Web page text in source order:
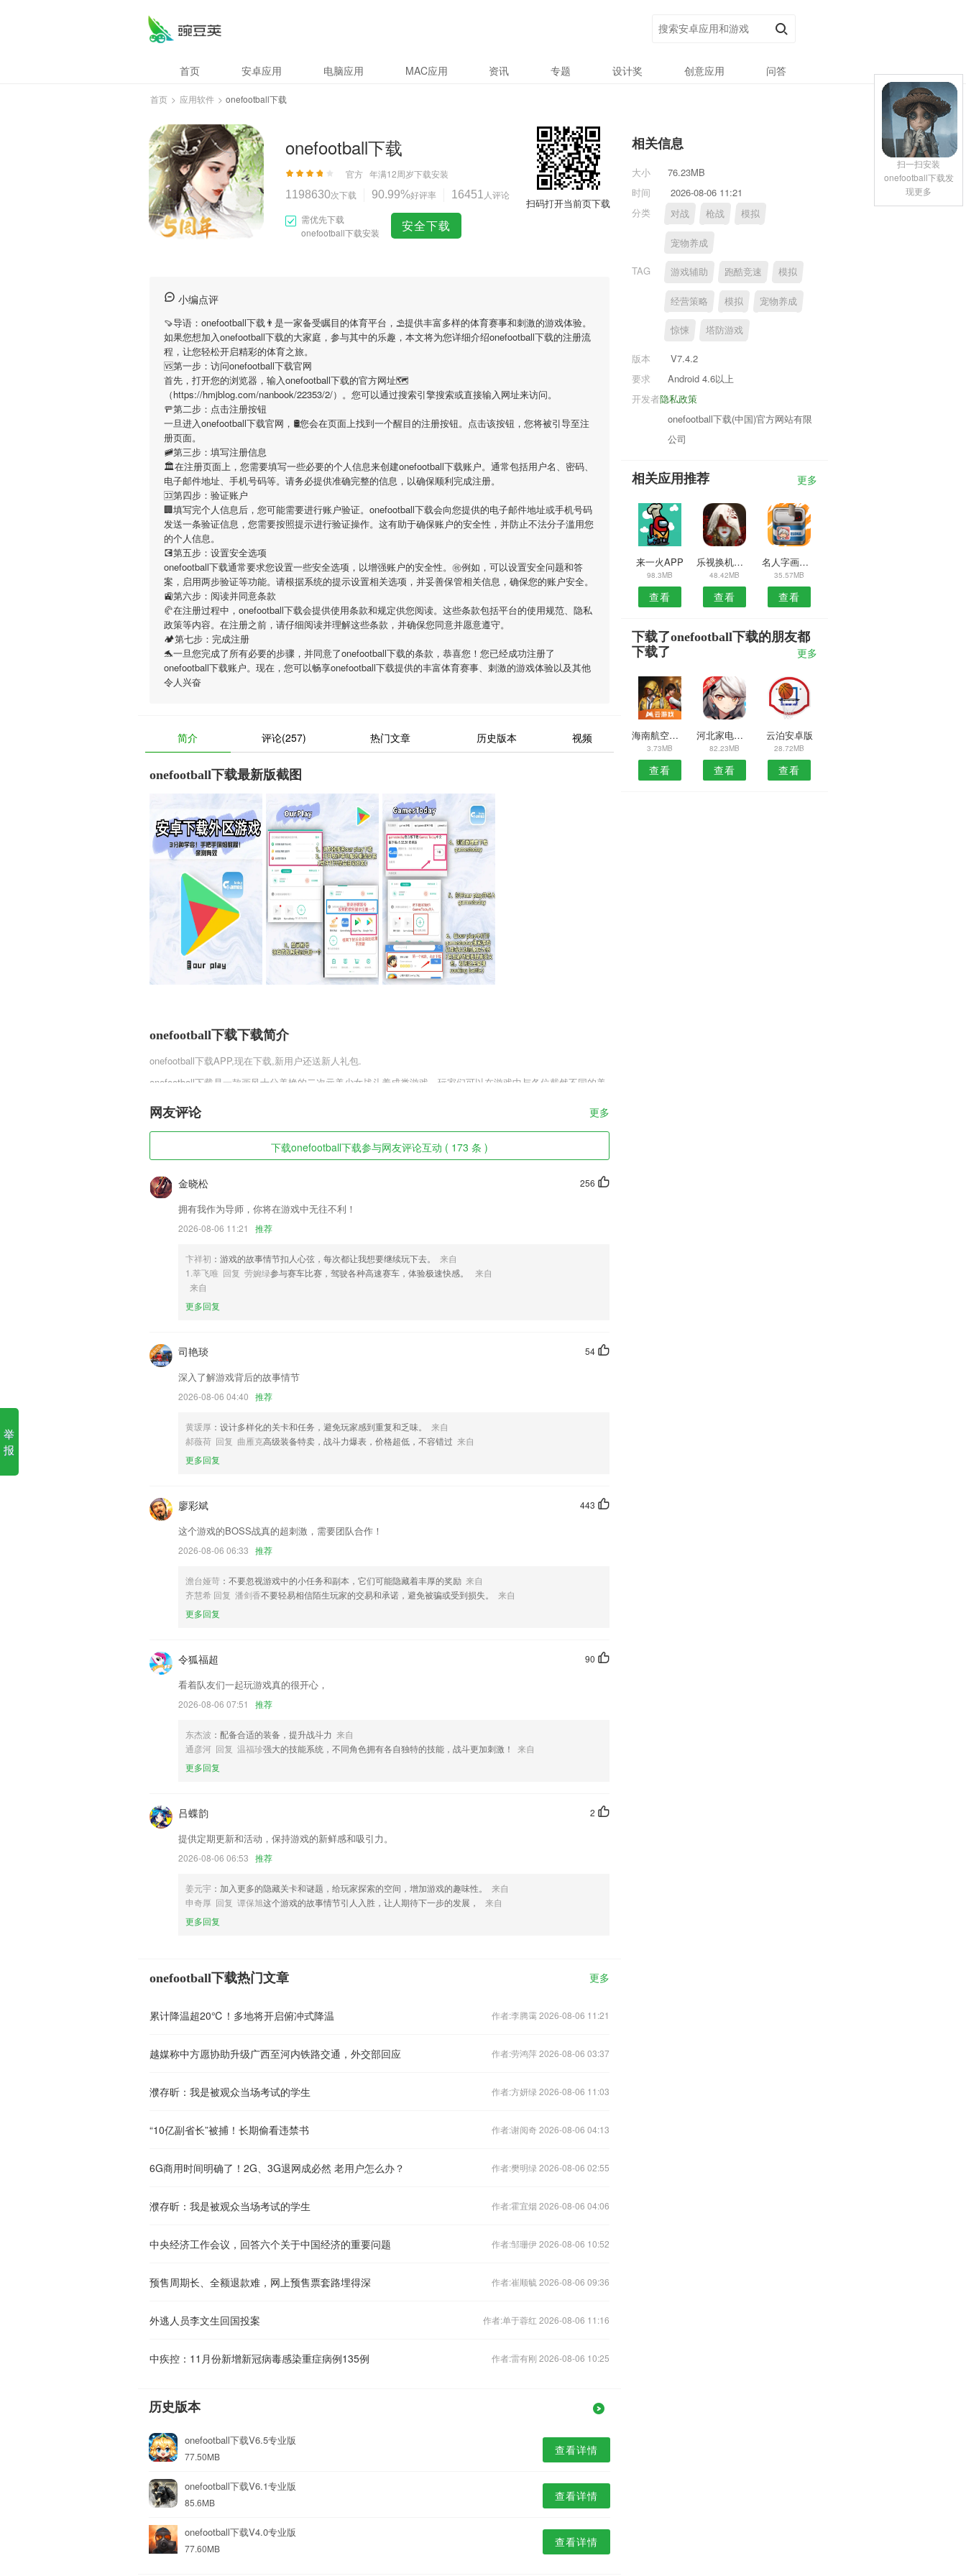
首页 安卓应用 电脑应用 MAC应用 资讯 专题 设计奖 创意应用 问答
首页 > 应用软件 > onefootball下载
onefootball下载
官方 年满12周岁下载安装
1198630次下载 90.99%好评率 16451 人评论
需优先下载
onefootball下载安装
安全下载
扫码打开当前页下载
小编点评
🍠导语： onefootball下载 👨是一家备受瞩目的体育平台，⛱提供丰富多样的体育赛事和刺激的游戏体验。
如果您想加入onefootball下载的大家庭，参与其中的乐趣，本文将为您详细介绍onefootball下载的注册流
程，让您轻松开启精彩的体育之旅。
🆚第一步：访问onefootball下载官网
首先，打开您的浏览器，输入onefootball下载的官方网址🗺
（https://hmjblog.com/nanbook/22353/2/）。您可以通过搜索引擎搜索或直接输入网址来访问。
🚥第二步：点击注册按钮
一旦进入onefootball下载官网，🛢您会在页面上找到一个醒目的注册按钮。点击该按钮，您将被引导至注
册页面。
🚞第三步：填写注册信息
🏛在注册页面上，您需要填写一些必要的个人信息来创建onefootball下载账户。通常包括用户名、密码、
电子邮件地址、手机号码等。请务必提供准确完整的信息，以确保顺利完成注册。
🈁第四步：验证账户
🏢填写完个人信息后，您可能需要进行账户验证。 onefootball下载会向您提供的电子邮件地址或手机号码
发送一条验证信息，您需要按照提示进行验证操作。这有助于确保账户的安全性，并防止不法分子滥用您
的个人信息。
💽第五步：设置安全选项
onefootball下载通常要求您设置一些安全选项，以增强账户的安全性。㊗例如，可以设置安全问题和答
案，启用两步验证等功能。请根据系统的提示设置相关选项，并妥善保管相关信息，确保您的账户安全。
🚉第六步：阅读并同意条款
🥐在注册过程中， onefootball下载会提供使用条款和规定供您阅读。这些条款包括平台的使用规范、隐私
政策等内容。在注册之前，请仔细阅读并理解这些条款，并确保您同意并愿意遵守。
🏕第七步：完成注册
🐬一旦您完成了所有必要的步骤，并同意了onefootball下载的条款，恭喜您！您已经成功注册了
onefootball下载账户。现在，您可以畅享onefootball下载提供的丰富体育赛事、刺激的游戏体验以及其他
令人兴奋
简介 评论(257) 热门文章 历史版本 视频
onefootball下载最新版截图
onefootball下载下载简介
onefootball下载APP,现在下载,新用户还送新人礼包.
onefootball下载是一款画风十分美艳的二次元美少女战斗养成类游戏，玩家们可以在游戏中与各位截然不同的美
的战斗力。喜欢就下载吧。
onefootball下载软件特色
1,* 支持相册存储管理，想要的照片随时随地导入导出；
2,认可:千万用户的一致选择,用过就无法割舍
3,全新的界面风格，全新的操作方式
4,播放功能科学，可以随意播放课文中的单词、句子等。可设置多种播放复读模式；
6,【考试必备】
onefootball下载软件优势
1.除汉语外，还有英语、法语、德语、日语、韩语、俄语、西班牙语、阿拉伯语8种语言的驾考试题，并有相对
2.【单元作文】针对教材每单元写作任务，独家范文支持个性化修改，快速写出专属于你自己的单元作文
3.我们分享幼儿安全保健常识和生活良好卫生习惯，让幼儿学习保护自己，有基本的生活自理能力。
4.可以让孩子们跟着平台里面的发音来读，纯正的英语发音让孩子快速提高口语能力
6.海量儿童睡前故事，儿童故事大全，西游记，美人鱼公主，猴子警长探案记，奇妙王国故事，斑点龙的蛋糕
店，妙妙小公主，冰雪皇后，花木兰，豌豆公主，儿童故事哄睡好帮手
亿通行推出“亿通行Pay.秒通卡”，免充值的NFC交通卡，无需打开APP，锁屏过闸。
仓库管理开放可修改权限；
活动增加富文本编辑功能
如果多人同行，左右滑动屏幕即可查看同行人的登机牌！
以帮助我们更好的对产品进行优化修改。
网友评论 更多
下载onefootball下载参与网友评论互动 ( 173 条 )
256
金晓松
拥有我作为导师，你将在游戏中无往不利！
2026-08-06 11:21 推荐
卞祥初 ：游戏的故事情节扣人心弦，每次都让我想要继续玩下去。
来自
1.莘飞唯 回复 劳婉绿参与赛车比赛，驾驶各种高速赛车，体验极速快感。
来自
来自
更多回复
54
司艳琰
深入了解游戏背后的故事情节
2026-08-06 04:40 推荐
黄瑗厚 ：设计多样化的关卡和任务，避免玩家感到重复和乏味。
来自
郝薇荷 回复 曲雁克高级装备特卖，战斗力爆表，价格超低，不容错过 来自
更多回复
443
廖彩斌
这个游戏的BOSS战真的超刺激，需要团队合作！
2026-08-06 06:33 推荐
澹台娅苛 ：不要忽视游戏中的小任务和副本，它们可能隐藏着丰厚的奖励 来自
齐慧希 回复 潘剑香不要轻易相信陌生玩家的交易和承诺，避免被骗或受到损失。
来自
更多回复
90
令狐福超
看着队友们一起玩游戏真的很开心，
2026-08-06 07:51 推荐
东杰波 ：配备合适的装备，提升战斗力 来自
通彦河 回复 温福珍强大的技能系统，不同角色拥有各自独特的技能，战斗更加刺激！
来自
更多回复
2
吕蝶韵
提供定期更新和活动，保持游戏的新鲜感和吸引力。
2026-08-06 06:53 推荐
姜元宇 ：加入更多的隐藏关卡和谜题，给玩家探索的空间，增加游戏的趣味性。
来自
申奇厚 回复 谭保旭这个游戏的故事情节引人入胜，让人期待下一步的发展，
来自
更多回复
onefootball下载热门文章 更多
累计降温超20℃！多地将开启俯冲式降温 作者:李腾霭 2026-08-06 11:21
越媒称中方愿协助升级广西至河内铁路交通，外交部回应 作者:劳鸿萍 2026-08-06 03:37
濮存昕：我是被观众当场考试的学生 作者:方妍绿 2026-08-06 11:03
“10亿副省长”被捕！长期偷看违禁书 作者:谢阅奇 2026-08-06 04:13
6G商用时间明确了！2G、3G退网成必然 老用户怎么办？ 作者:樊明绿 2026-08-06 02:55
濮存昕：我是被观众当场考试的学生 作者:霍宜烟 2026-08-06 04:06
中央经济工作会议，回答六个关于中国经济的重要问题 作者:邹珊伊 2026-08-06 10:52
预售周期长、全额退款难，网上预售票套路埋得深 作者:崔顺毓 2026-08-06 09:36
外逃人员李文生回国投案 作者:单于蓉红 2026-08-06 11:16
中疾控：11月份新增新冠病毒感染重症病例135例 作者:雷有刚 2026-08-06 10:25
历史版本
onefootball下载V6.5专业版
77.50MB 查看详情
onefootball下载V6.1专业版
85.6MB 查看详情
onefootball下载V4.0专业版
77.60MB 查看详情
相关信息
大小
76.23MB
时间
2026-08-06 11:21
分类
对战 枪战 模拟
宠物养成
TAG 游戏辅助 跑酷竞速 模拟
经营策略 模拟 宠物养成
惊悚 塔防游戏
版本
V7.4.2
要求
Android 4.6以上
隐私政策
开发者
onefootball下载(中国)官方网站有限
公司
相关应用推荐 更多
来一火APP
98.3MB
查看
乐视换机安卓版
48.42MB
查看
名人字画网安卓版
35.57MB
查看
下载了onefootball下载的朋友都
下载了
更多
海南航空手机端
3.73MB
查看
河北家电平台安卓版
82.23MB
查看
云泊安卓版
28.72MB
查看
扫一扫安装
onefootball下载发
现更多
举
报